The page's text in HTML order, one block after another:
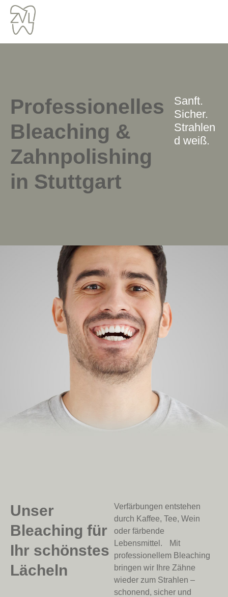
Zum
Inhalt
springen
Professionelles
Bleaching &
Zahnpolishing
in Stuttgart
Sanft.
Sicher.
Strahlen
d weiß.
Unser
Bleaching für
Ihr schönstes
Lächeln
Verfärbungen entstehen
durch Kaffee, Tee, Wein
oder färbende
Lebensmittel. Mit
professionellem Bleaching
bringen wir Ihre Zähne
wieder zum Strahlen –
schonend, sicher und